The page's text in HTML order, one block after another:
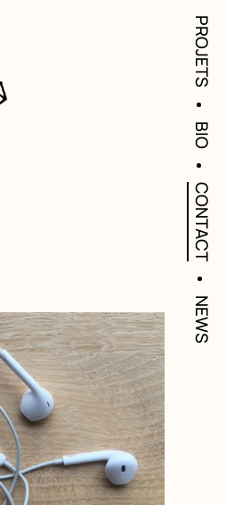
PROJETS
BIO
CONTACT
NEWS